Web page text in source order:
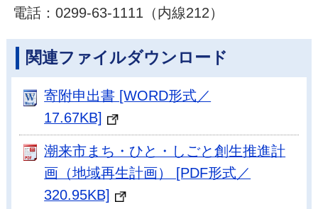
電話：0299-63-1111（内線212）
関連ファイルダウンロード
寄附申出書 [WORD形式／
17.67KB]
潮来市まち・ひと・しごと創生推進計
画（地域再生計画） [PDF形式／
320.95KB]